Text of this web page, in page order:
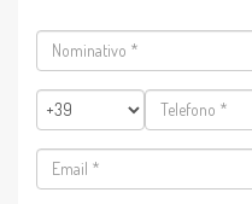
Nominativo
*
Telefono
*
Email
*